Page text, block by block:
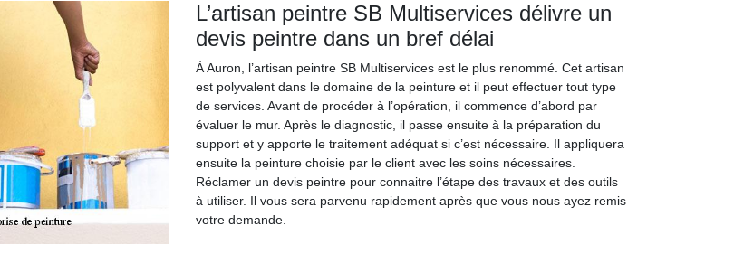
L’artisan peintre SB Multiservices délivre un
devis peintre dans un bref délai
À Auron, l’artisan peintre SB Multiservices est le plus renommé. Cet artisan
est polyvalent dans le domaine de la peinture et il peut effectuer tout type
de services. Avant de procéder à l’opération, il commence d’abord par
évaluer le mur. Après le diagnostic, il passe ensuite à la préparation du
support et y apporte le traitement adéquat si c’est nécessaire. Il appliquera
ensuite la peinture choisie par le client avec les soins nécessaires.
Réclamer un devis peintre pour connaitre l’étape des travaux et des outils
à utiliser. Il vous sera parvenu rapidement après que vous nous ayez remis
votre demande.